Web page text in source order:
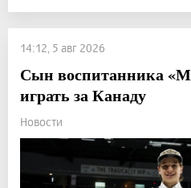
14:12, 5 авг 2026
Сын воспитанника
играть за Канаду
Новости